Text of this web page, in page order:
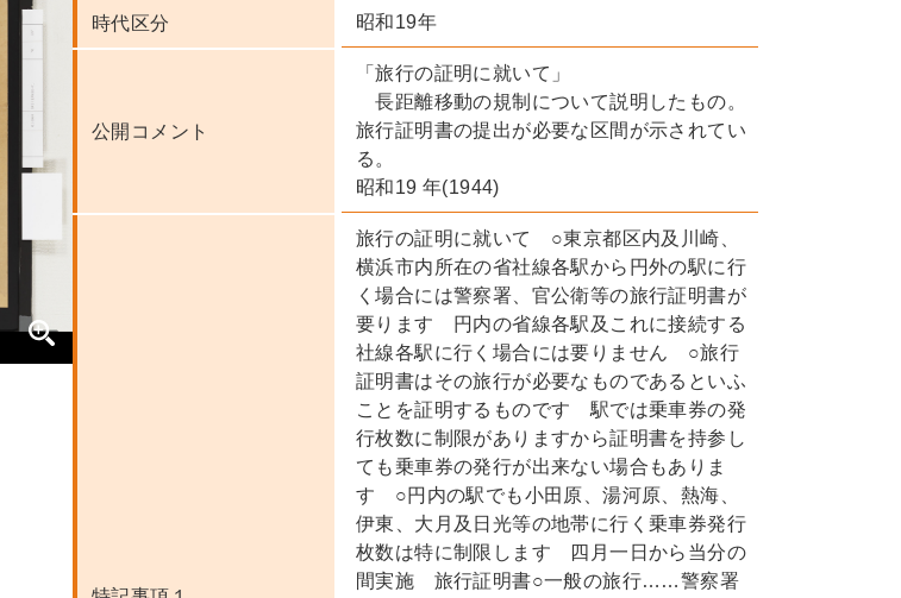
時代区分 昭和19年
公開コメント
「旅行の証明に就いて」
長距離移動の規制について説明したもの。
旅行証明書の提出が必要な区間が示されてい
る。
昭和19 年(1944)
旅行の証明に就いて ○東京都区内及川崎、
横浜市内所在の省社線各駅から円外の駅に行
く場合には警察署、官公衛等の旅行証明書が
要ります 円内の省線各駅及これに接続する
社線各駅に行く場合には要りません ○旅行
証明書はその旅行が必要なものであるといふ
ことを証明するものです 駅では乗車券の発
行枚数に制限がありますから証明書を持参し
ても乗車券の発行が出来ない場合もありま
す ○円内の駅でも小田原、湯河原、熱海、
伊東、大月及日光等の地帯に行く乗車券発行
枚数は特に制限します 四月一日から当分の
間実施 旅行証明書○一般の旅行……警察署